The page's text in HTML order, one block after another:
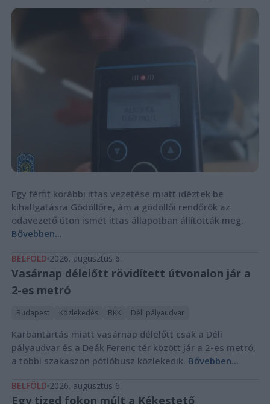
Egy férfit korábbi ittas vezetése miatt idéztek be
kihallgatásra Gödöllőre, ám a gödöllői rendőrök az
odavezető úton ismét ittas állapotban állították meg.
Bővebben...
BELFÖLD 2026. augusztus 6.
Vasárnap délelőtt rövidített útvonalon jár a
2-es metró
Budapest Közlekedés BKK Déli pályaudvar
Karbantartás miatt vasárnap délelőtt csak a Déli
pályaudvar és a Deák Ferenc tér között jár a 2-es metró,
a többi szakaszon pótlóbusz közlekedik. Bővebben...
BELFÖLD 2026. augusztus 6.
Egy tized fokon múlt a Kékestető